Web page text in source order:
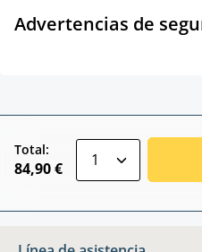
Advertencias de
Total:
84,90 €